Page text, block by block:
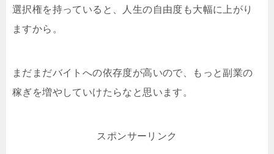
選択権を持っていると、人生の自由度も大幅に上がり
ますから。
まだまだバイトへの依存度が高いので、もっと副業の
稼ぎを増やしていけたらなと思います。
スポンサーリンク